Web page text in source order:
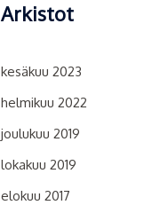
Arkistot
kesäkuu 2023
helmikuu 2022
joulukuu 2019
lokakuu 2019
elokuu 2017